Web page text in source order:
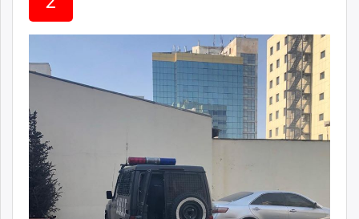
tvmongolia.mn
unegui.mn
toim.mn
tac.mn
paparazzi.mn
unread.today